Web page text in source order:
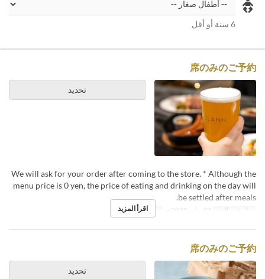
6 سنة أو أقل
席のみのご予約
تحديد
We will ask for your order after coming to the store. * Although the
menu price is 0 yen, the price of eating and drinking on the day will
be settled after meals.
تواريخ صالحة وجبات العشاء
اقرأ المزيد
席のみのご予約
تحديد